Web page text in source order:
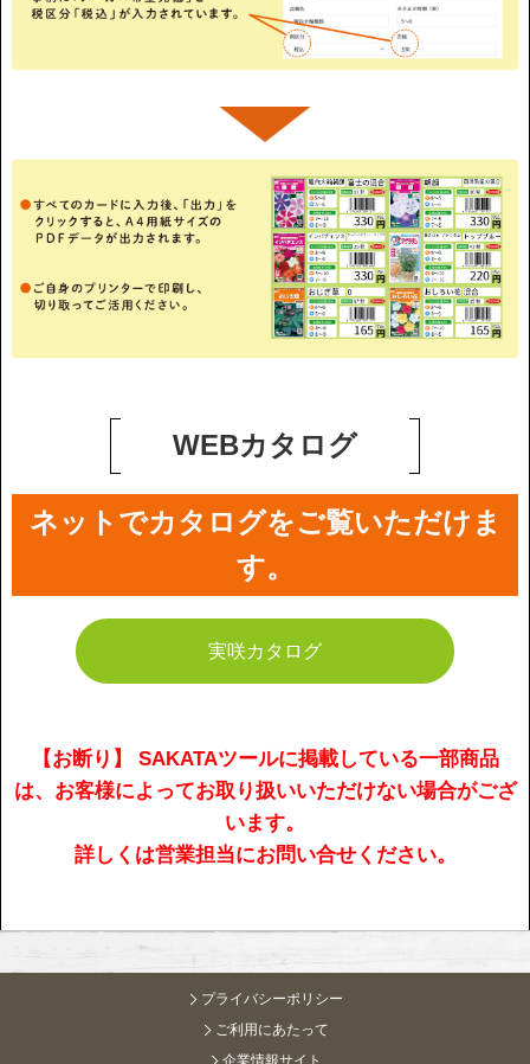
WEBカタログ
ネットでカタログをご覧いただけま
す。
実咲カタログ
【お断り】 SAKATAツールに掲載している一部商品
は、お客様によってお取り扱いいただけない場合がござ
います。
詳しくは営業担当にお問い合せください。
プライバシーポリシー
ご利用にあたって
企業情報サイト